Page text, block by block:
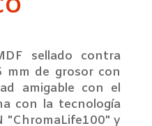
sellado contra
mm de grosor con
amigable con el
con la tecnología
"ChromaLife100" y